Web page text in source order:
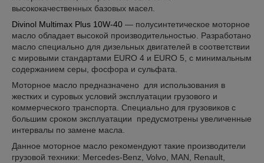
высококачественных базовых масел.
Divinol Multimax Plus 10W-40 — полусинтетическое моторное
масло обладает высокой производительностью. Разработано
масло специально для дизельных двигателей в соответствии
с мировыми стандартами EURO 4 и EURO 5, с минимальным
содержанием серы, фосфора и сульфата.
Моторное масло предназначено для использования в
жестких и суровых условий эксплуатации грузового и
коммерческого транспорта. Специально для грузовиков с
большим сроком эксплуатации предусмотрены увеличенные
интервалы по замене масла.
Данное моторное масло рекомендуют такие производители
грузовой техники: Mercedes-Benz, Volvo, MAN, Renault,